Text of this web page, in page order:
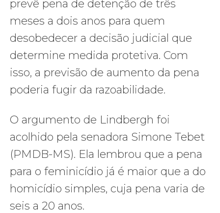
prevê pena de detenção de três
meses a dois anos para quem
desobedecer a decisão judicial que
determine medida protetiva. Com
isso, a previsão de aumento da pena
poderia fugir da razoabilidade.
O argumento de Lindbergh foi
acolhido pela senadora Simone Tebet
(PMDB-MS). Ela lembrou que a pena
para o feminicídio já é maior que a do
homicídio simples, cuja pena varia de
seis a 20 anos.